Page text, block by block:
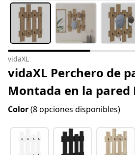
vidaXL
vidaXL Perchero de
Montada en la pared
Color(8 opciones disponibles)